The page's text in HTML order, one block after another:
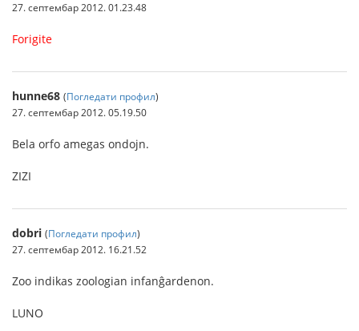
27. септембар 2012. 01.23.48
Forigite
hunne68 (Погледати профил)
27. септембар 2012. 05.19.50
Bela orfo amegas ondojn.
ZIZI
dobri (Погледати профил)
27. септембар 2012. 16.21.52
Zoo indikas zoologian infanĝardenon.
LUNO